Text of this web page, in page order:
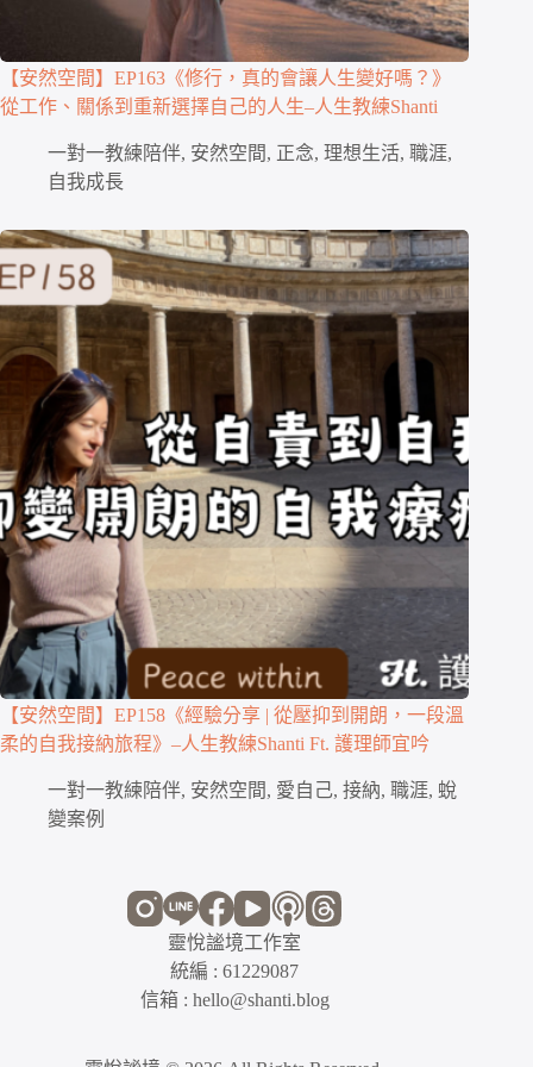
【安然空間】EP163《修行，真的會讓人生變好嗎？》
從工作、關係到重新選擇自己的人生–人生教練Shanti
一對一教練陪伴, 安然空間, 正念, 理想生活, 職涯,
自我成長
【安然空間】EP158《經驗分享 | 從壓抑到開朗，一段溫
柔的自我接納旅程》–人生教練Shanti Ft. 護理師宜吟
一對一教練陪伴, 安然空間, 愛自己, 接納, 職涯, 蛻
變案例
靈悅謐境工作室
統編 : 61229087
信箱 : hello@shanti.blog